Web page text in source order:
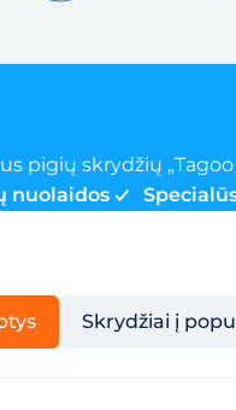
pigių skrydžių
nuolaidos
Skrydžiai į